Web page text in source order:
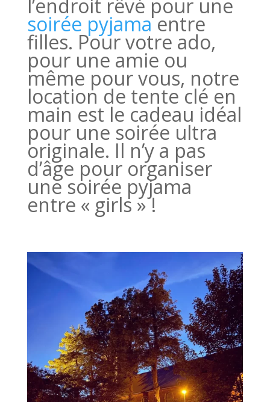
l’endroit rêvé pour une
soirée pyjamaentre
filles. Pour votre ado,
pour une amie ou
même pour vous, notre
location de tente clé en
main est le cadeau idéal
pour une soirée ultra
originale. Il n’y a pas
d’âge pour organiser
une soirée pyjama
entre « girls » !